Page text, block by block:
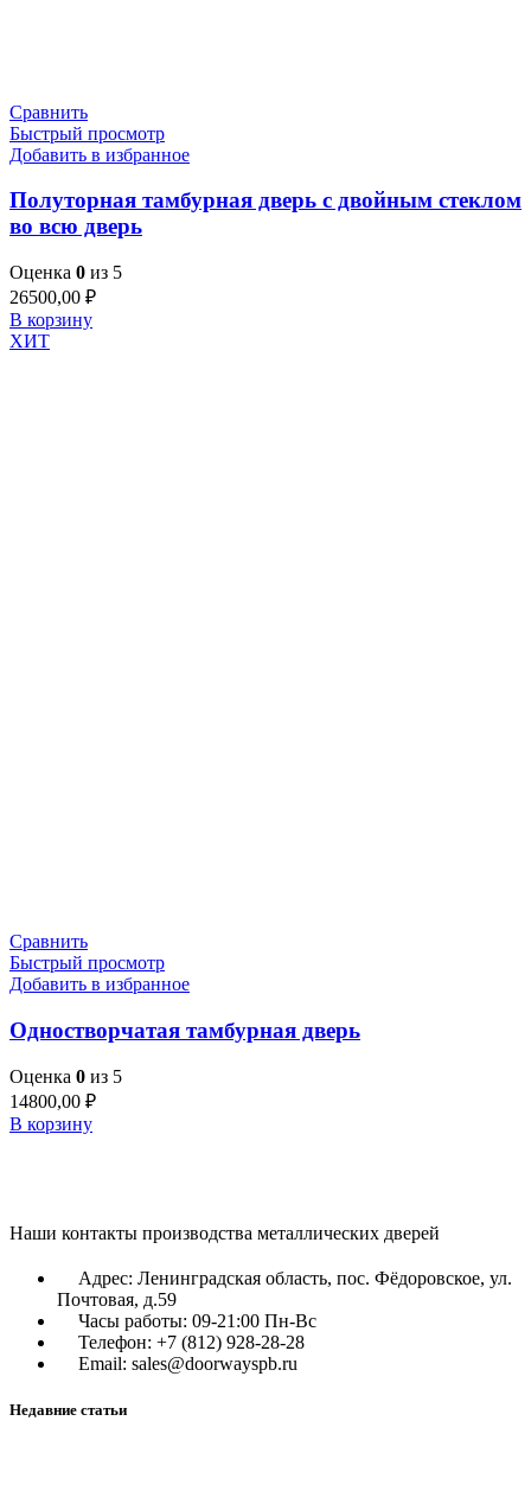
Сравнить
Быстрый просмотр
Добавить в избранное
Полуторная тамбурная дверь с двойным стеклом
во всю дверь
Оценка 0 из 5
26500,00 ₽
В корзину
ХИТ
Сравнить
Быстрый просмотр
Добавить в избранное
Одностворчатая тамбурная дверь
Оценка 0 из 5
14800,00 ₽
В корзину
Наши контакты производства металлических дверей
Адрес: Ленинградская область, пос. Фёдоровское, ул.
Почтовая, д.59
Часы работы: 09-21:00 Пн-Вс
Телефон: +7 (812) 928-28-28
Email: sales@doorwayspb.ru
Недавние статьи